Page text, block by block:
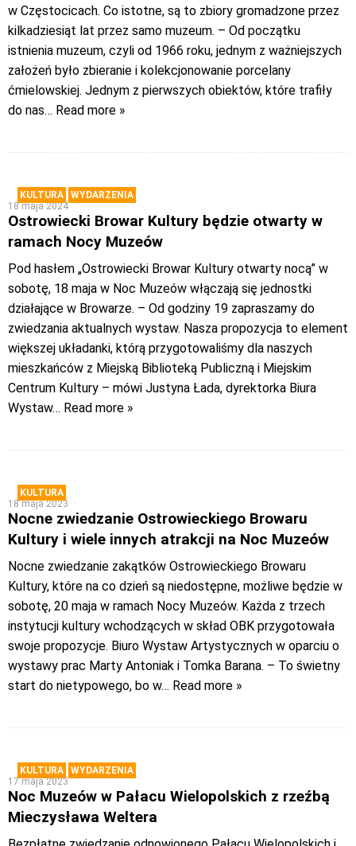
w Częstocicach. Co istotne, są to zbiory gromadzone przez
kilkadziesiąt lat przez samo muzeum. – Od początku
istnienia muzeum, czyli od 1966 roku, jednym z ważniejszych
założeń było zbieranie i kolekcjonowanie porcelany
ćmielowskiej. Jednym z pierwszych obiektów, które trafiły
do nas… Read more »
KULTURA
WYDARZENIA
18 maja 2024
Ostrowiecki Browar Kultury będzie otwarty w
ramach Nocy Muzeów
Pod hasłem „Ostrowiecki Browar Kultury otwarty nocą” w
sobotę, 18 maja w Noc Muzeów włączają się jednostki
działające w Browarze. – Od godziny 19 zapraszamy do
zwiedzania aktualnych wystaw. Nasza propozycja to element
większej układanki, którą przygotowaliśmy dla naszych
mieszkańców z Miejską Biblioteką Publiczną i Miejskim
Centrum Kultury – mówi Justyna Łada, dyrektorka Biura
Wystaw… Read more »
KULTURA
18 maja 2023
Nocne zwiedzanie Ostrowieckiego Browaru
Kultury i wiele innych atrakcji na Noc Muzeów
Nocne zwiedzanie zakątków Ostrowieckiego Browaru
Kultury, które na co dzień są niedostępne, możliwe będzie w
sobotę, 20 maja w ramach Nocy Muzeów. Każda z trzech
instytucji kultury wchodzących w skład OBK przygotowała
swoje propozycje. Biuro Wystaw Artystycznych w oparciu o
wystawy prac Marty Antoniak i Tomka Barana. – To świetny
start do nietypowego, bo w… Read more »
KULTURA
WYDARZENIA
17 maja 2023
Noc Muzeów w Pałacu Wielopolskich z rzeźbą
Mieczysława Weltera